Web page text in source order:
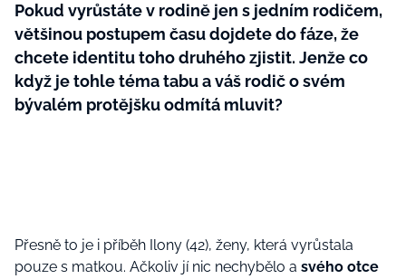
Pokud vyrůstáte v rodině jen s jedním rodičem,
většinou postupem času dojdete do fáze, že
chcete identitu toho druhého zjistit. Jenže co
když je tohle téma tabu a váš rodič o svém
bývalém protějšku odmítá mluvit?
Přesně to je i příběh Ilony (42), ženy, která vyrůstala
pouze s matkou. Ačkoliv jí nic nechybělo a svého otce